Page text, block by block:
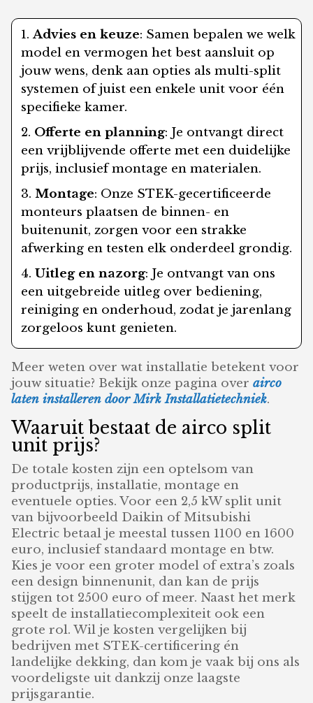
Advies en keuze: Samen bepalen we welk
model en vermogen het best aansluit op
jouw wens, denk aan opties als multi-split
systemen of juist een enkele unit voor één
specifieke kamer.
Offerte en planning: Je ontvangt direct
een vrijblijvende offerte met een duidelijke
prijs, inclusief montage en materialen.
Montage: Onze STEK-gecertificeerde
monteurs plaatsen de binnen- en
buitenunit, zorgen voor een strakke
afwerking en testen elk onderdeel grondig.
Uitleg en nazorg: Je ontvangt van ons
een uitgebreide uitleg over bediening,
reiniging en onderhoud, zodat je jarenlang
zorgeloos kunt genieten.
Meer weten over wat installatie betekent voor
jouw situatie? Bekijk onze pagina overairco
laten installeren door Mirk Installatietechniek.
Waaruit bestaat de airco split
unit prijs?
De totale kosten zijn een optelsom van
productprijs, installatie, montage en
eventuele opties. Voor een 2,5 kW split unit
van bijvoorbeeld Daikin of Mitsubishi
Electric betaal je meestal tussen 1100 en 1600
euro, inclusief standaard montage en btw.
Kies je voor een groter model of extra’s zoals
een design binnenunit, dan kan de prijs
stijgen tot 2500 euro of meer. Naast het merk
speelt de installatiecomplexiteit ook een
grote rol. Wil je kosten vergelijken bij
bedrijven met STEK-certificering én
landelijke dekking, dan kom je vaak bij ons als
voordeligste uit dankzij onze laagste
prijsgarantie.